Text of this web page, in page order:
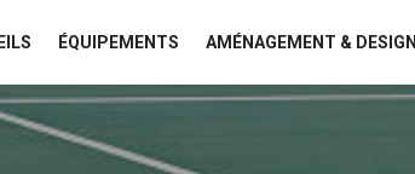
ÉQUIPEMENTS AMÉNAGEMENT & DESIGN